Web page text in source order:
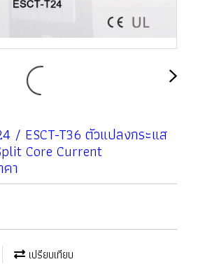
/ ESCT-T36 ตัวแปลงกระแส
Core Current
า
เปรียบเทียบ